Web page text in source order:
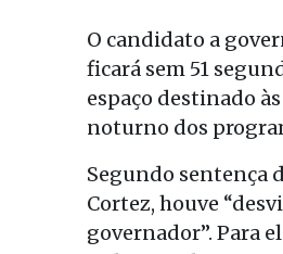
O candidato a
ficará sem 51
espaço destinado
noturno dos
Segundo sentença
Cortez, houve
governador”. Para